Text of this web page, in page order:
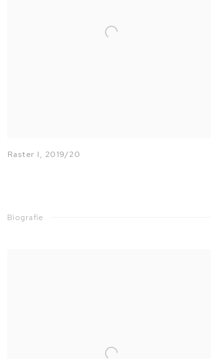
Raster I, 2019/20
Biografie